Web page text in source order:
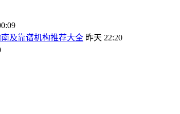
及靠谱机构推荐大全 昨天 22:20